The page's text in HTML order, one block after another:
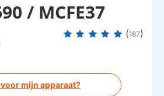
mijn apparaat?
/ MCFE37
(187)